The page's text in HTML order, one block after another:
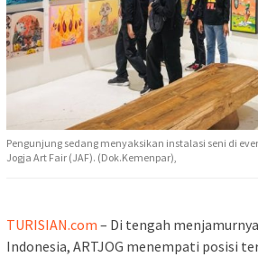
Pengunjung sedang menyaksikan instalasi seni di
Jogja Art Fair (JAF). (Dok.Kemenpar),
TURISIAN.com – Di tengah
Indonesia, ARTJOG menempati posisi